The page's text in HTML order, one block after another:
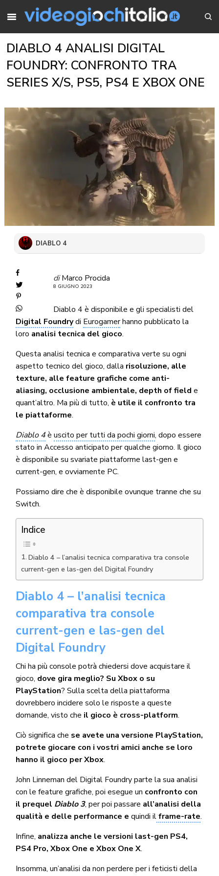
DIABLO 4 ANALISI DIGITAL
FOUNDRY: CONFRONTO TRA
SERIES X/S, PS5, PS4 E XBOX ONE
DIABLO 4
di Marco Procida
8 GIUGNO 2023
Diablo 4 è disponibile e gli specialisti del
Digital Foundrydi Eurogamerhanno pubblicato la
loro analisi tecnica del gioco.
Questa analisi tecnica e comparativa verte su ogni
aspetto tecnico del gioco, dalla risoluzione, alle
texture, alle feature grafiche come anti-
aliasing, occlusione ambientale, depth of field e
quant’altro. Ma più di tutto, è utile il confronto tra
le piattaforme.
Diablo 4èuscito per tutti da pochi giorni, dopo essere
stato in Accesso anticipato per qualche giorno. Il gioco
è disponibile su svariate piattaforme last-gen e
current-gen, e ovviamente PC.
Possiamo dire che è disponibile ovunque tranne che su
Switch.
Indice
Diablo 4 – l’analisi tecnica comparativa tra console
current-gen e las-gen del Digital Foundry
Diablo 4 – l’analisi tecnica
comparativa tra console
current-gen e las-gen del
Digital Foundry
Chi ha più console potrà chiedersi dove acquistare il
gioco, dove gira meglio? Su Xbox o su
PlayStation? Sulla scelta della piattaforma
dovrebbero incidere solo le risposte a queste
domande, visto che il gioco è cross-platform.
Ciò significa che se avete una versione PlayStation,
potrete giocare con i vostri amici anche se loro
hanno il gioco per Xbox.
John Linneman del Digital Foundry parte la sua analisi
con le feature grafiche, poi esegue un confronto con
il prequel Diablo 3, per poi passare all’analisi della
qualità e delle performance equindi ilframe-rate.
Infine, analizza anche le versioni last-gen PS4,
PS4 Pro, Xbox One e Xbox One X.
Insomma, un’analisi da non perdere per i feticisti della